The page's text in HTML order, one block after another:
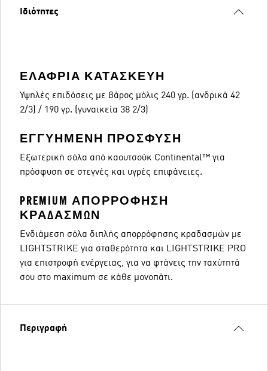
Ιδιότητες
ΕΛΑΦΡΙΑ ΚΑΤΑΣΚΕΥΗ
Υψηλές επιδόσεις με βάρος μόλις 240 γρ. (ανδρικά 42
2/3) / 190 γρ. (γυναικεία 38 2/3)
ΕΓΓΥΗΜΕΝΗ ΠΡΟΣΦΥΣΗ
Εξωτερική σόλα από καουτσούκ Continental™ για
πρόσφυση σε στεγνές και υγρές επιφάνειες.
PREMIUM ΑΠΟΡΡΟΦΗΣΗ
ΚΡΑΔΑΣΜΩΝ
Ενδιάμεση σόλα διπλής απορρόφησης κραδασμών με
LIGHTSTRIKE για σταθερότητα και LIGHTSTRIKE PRO
για επιστροφή ενέργειας, για να φτάνεις την ταχύτητά
σου στο maximum σε κάθε μονοπάτι.
Περιγραφή